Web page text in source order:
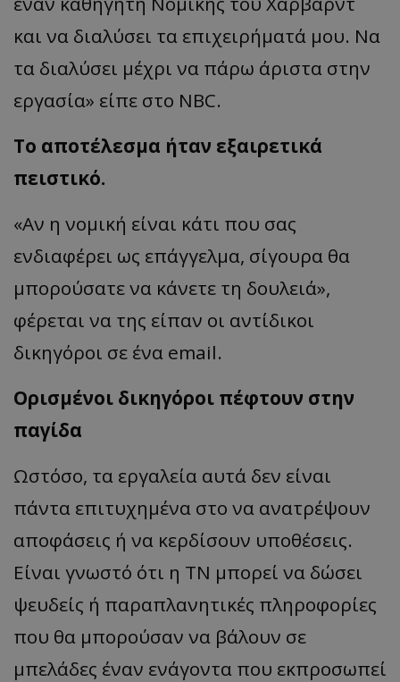
και να διαλύσει τα επιχειρήματά μου. Να
τα διαλύσει μέχρι να πάρω άριστα στην
εργασία» είπε στο NBC.
Το αποτέλεσμα ήταν εξαιρετικά
πειστικό.
«Αν η νομική είναι κάτι που σας
ενδιαφέρει ως επάγγελμα, σίγουρα θα
μπορούσατε να κάνετε τη δουλειά»,
φέρεται να της είπαν οι αντίδικοι
δικηγόροι σε ένα email.
Ορισμένοι δικηγόροι πέφτουν στην
παγίδα
Ωστόσο, τα εργαλεία αυτά δεν είναι
πάντα επιτυχημένα στο να ανατρέψουν
αποφάσεις ή να κερδίσουν υποθέσεις.
Είναι γνωστό ότι η ΤΝ μπορεί να δώσει
ψευδείς ή παραπλανητικές πληροφορίες
που θα μπορούσαν να βάλουν σε
μπελάδες έναν ενάγοντα που εκπροσωπεί